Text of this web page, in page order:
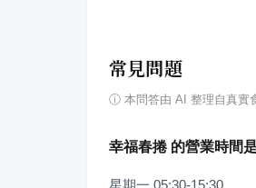
常見問題
ⓘ 本問答由 AI 整理自真實
幸福春捲 的營業時間
星期一 05:30-15:30